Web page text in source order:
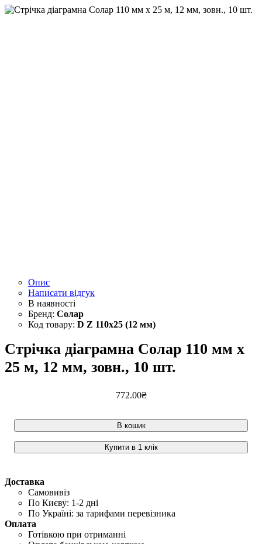
Опис
Написати відгук
Солар
D Z 110х25 (12 мм)
Стрічка діаграмна Солар 110 мм х
25 м, 12 мм, зовн., 10 шт.
772.00₴
В кошик
Купити в 1 клік
Доставка
Самовивіз
По Києву: 1-2 дні
По Україні: за тарифами перевізника
Оплата
Готівкою при отриманні